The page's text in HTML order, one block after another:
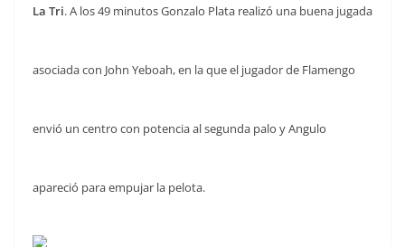
La Tri. A los 49 minutos Gonzalo Plata realizó una buena jugada
asociada con John Yeboah, en la que el jugador de Flamengo
envió un centro con potencia al segunda palo y Angulo
apareció para empujar la pelota.